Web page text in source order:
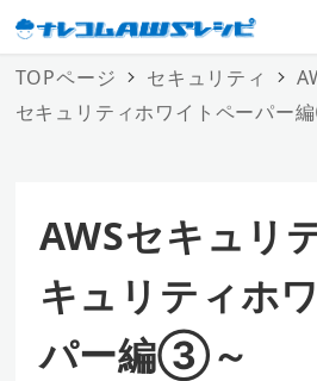
TOPページ セキュリティ
セキュリティホワイトペーパー
AWSセキュリ
キュリティホ
パー編③～